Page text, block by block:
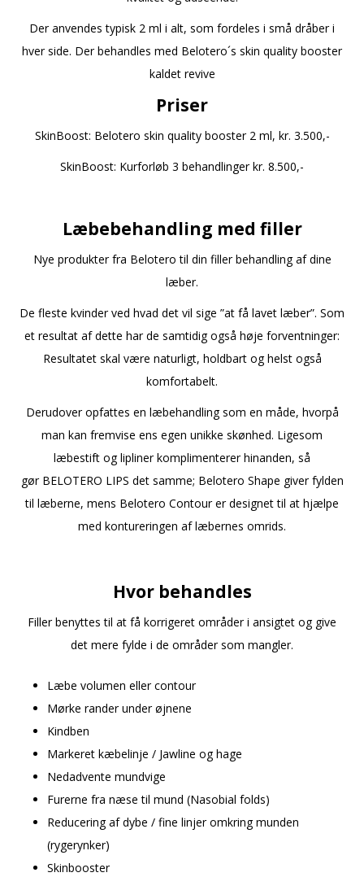
Der anvendes typisk 2 ml i alt, som fordeles i små dråber i
hver side. Der behandles med Belotero´s skin quality booster
kaldet revive
Priser
SkinBoost: Belotero skin quality booster 2 ml, kr. 3.500,-
SkinBoost: Kurforløb 3 behandlinger kr. 8.500,-
Læbebehandling med filler
Nye produkter fra Belotero til din filler behandling af dine
læber.
De fleste kvinder ved hvad det vil sige ”at få lavet læber”. Som
et resultat af dette har de samtidig også høje forventninger:
Resultatet skal være naturligt, holdbart og helst også
komfortabelt.
Derudover opfattes en læbehandling som en måde, hvorpå
man kan fremvise ens egen unikke skønhed. Ligesom
læbestift og lipliner komplimenterer hinanden, så
gør BELOTERO LIPS det samme; Belotero Shape giver fylden
til læberne, mens Belotero Contour er designet til at hjælpe
med kontureringen af læbernes omrids.
Hvor behandles
Filler benyttes til at få korrigeret områder i ansigtet og give
det mere fylde i de områder som mangler.
Læbe volumen eller contour
Mørke rander under øjnene
Kindben
Markeret kæbelinje / Jawline og hage
Nedadvente mundvige
Furerne fra næse til mund (Nasobial folds)
Reducering af dybe / fine linjer omkring munden
(rygerynker)
Skinbooster